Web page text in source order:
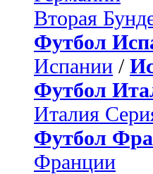
Вторая
Футбол
Испании /
Футбол
Италия
Футбол
Франции